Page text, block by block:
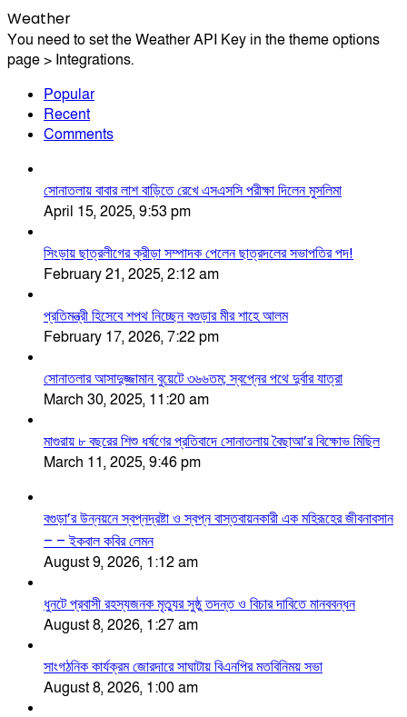
Weather
You need to set the Weather API Key in the theme options
page > Integrations.
Popular
Recent
Comments
সোনাতলায় বাবার লাশ বাড়িতে রেখে এসএসসি পরীক্ষা দিলেন মুসলিমা
April 15, 2025, 9:53 pm
সিংড়ায় ছাত্রলীগের ক্রীড়া সম্পাদক পেলেন ছাত্রদলের সভাপতির পদ!
February 21, 2025, 2:12 am
প্রতিমন্ত্রী হিসেবে শপথ নিচ্ছেন বগুড়ার মীর শাহে আলম
February 17, 2026, 7:22 pm
সোনাতলার আসাদুজ্জামান বুয়েটে ৩৬৬তম; স্বপ্নের পথে দুর্বার যাত্রা
March 30, 2025, 11:20 am
মাগুরায় ৮ বছরের শিশু ধর্ষণের প্রতিবাদে সোনাতলায় বৈছাআ’র বিক্ষোভ মিছিল
March 11, 2025, 9:46 pm
বগুড়া’র উন্নয়নে স্বপ্নদ্রষ্টা ও স্বপ্ন বাস্তবায়নকারী এক মহিরূহের জীবনাবসান
– – ইকবাল কবির লেমন
August 9, 2026, 1:12 am
ধুনটে প্রবাসী রহস্যজনক মৃত্যুর সুষ্ঠু তদন্ত ও বিচার দাবিতে মানববন্ধন
August 8, 2026, 1:27 am
সাংগঠনিক কার্যক্রম জোরদারে সাঘাটায় বিএনপির মতবিনিময় সভা
August 8, 2026, 1:00 am